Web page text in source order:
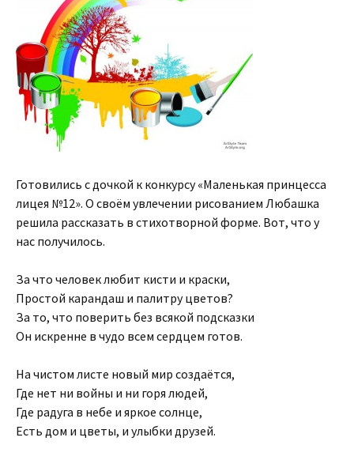
Готовились с дочкой к конкурсу «Маленькая принцесса
лицея №12». О своём увлечении рисованием Любашка
решила рассказать в стихотворной форме. Вот, что у
нас получилось.
За что человек любит кисти и краски,
Простой карандаш и палитру цветов?
За то, что поверить без всякой подсказки
Он искренне в чудо всем сердцем готов.
На чистом листе новый мир создаётся,
Где нет ни войны и ни горя людей,
Где радуга в небе и яркое солнце,
Есть дом и цветы, и улыбки друзей.